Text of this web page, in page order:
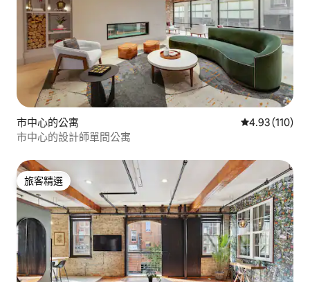
市中心的公寓 從 110 則評價
4.93 (110)
市中心的設計師單間公寓
旅客精選
旅客精選